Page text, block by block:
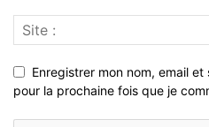
Enregistrer mon nom, email
pour la prochaine fois que je